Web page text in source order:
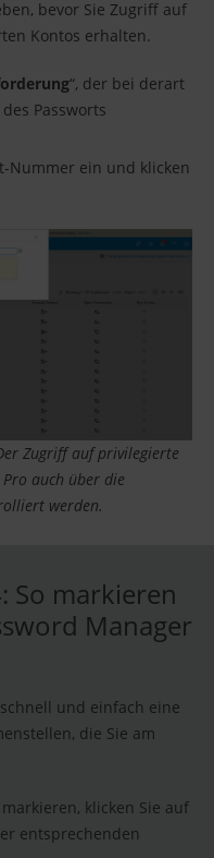
bevor Sie Zugriff auf
Kontos erhalten.
“, der bei derart
Passworts
Nummer ein und klicken
Zugriff auf privilegierte
auch über die
werden.
So markieren
Manager
und einfach eine
die Sie am
klicken Sie auf
entsprechenden